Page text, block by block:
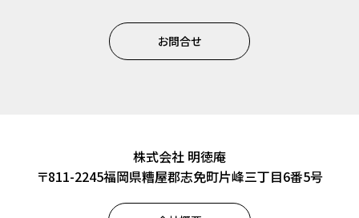
お問合せ
株式会社 明徳庵
〒811-2245福岡県糟屋郡志免町片峰三丁目6番5号